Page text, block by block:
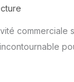
commerciale